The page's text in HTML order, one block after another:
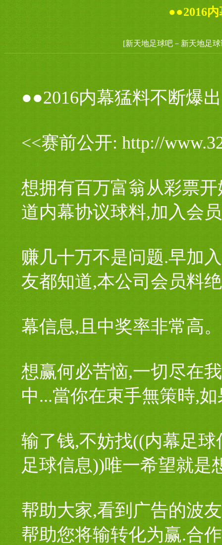
●●2016
[新天地足球吧－新天地足
●●2016内幕猛料不断爆
<<赛前公开: http://
想拥有百万富翁从彩票
道内幕协议球料,加入会
赚几十万不是问题.早加
友都知道,本公司会员料
幕信息,且中奖率非常高。
想赢何必苦恼,一切尽在
中...當你在束手無策時,
输了钱,不妨找((内幕足
足球信息))唯一希望就是
帮助大家,看到广告的波
帮助您将输转化为赢.合